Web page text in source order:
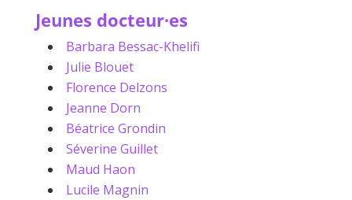
Jeunes docteur·es
Barbara Bessac-Khelifi
Julie Blouet
Florence Delzons
Jeanne Dorn
Béatrice Grondin
Séverine Guillet
Maud Haon
Lucile Magnin